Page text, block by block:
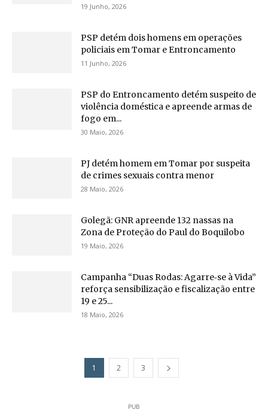
19 Junho, 2026
PSP detém dois homens em operações
policiais em Tomar e Entroncamento
11 Junho, 2026
PSP do Entroncamento detém suspeito de
violência doméstica e apreende armas de
fogo em...
30 Maio, 2026
PJ detém homem em Tomar por suspeita
de crimes sexuais contra menor
28 Maio, 2026
Golegã: GNR apreende 132 nassas na
Zona de Proteção do Paul do Boquilobo
19 Maio, 2026
Campanha “Duas Rodas: Agarre‑se à Vida”
reforça sensibilização e fiscalização entre
19 e 25...
18 Maio, 2026
1 2 3
PUB